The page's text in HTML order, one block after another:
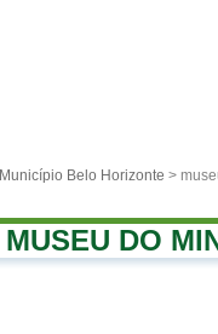
Município Belo Horizonte >
MUSEU DO